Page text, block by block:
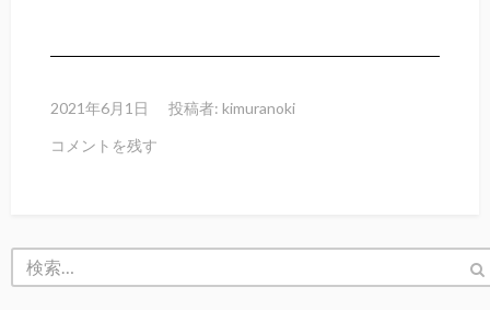
2021年6月1日 投稿者: kimuranoki
コメントを残す